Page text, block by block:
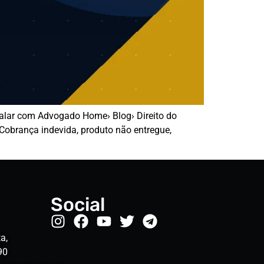
com Advogado Home› Blog› Direito do
indevida, produto não entregue,
Social